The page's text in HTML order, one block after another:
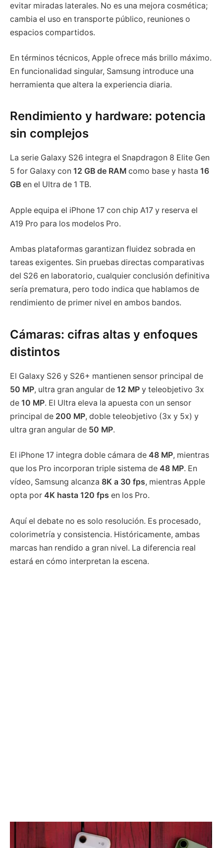
evitar miradas laterales. No es una mejora cosmética;
cambia el uso en transporte público, reuniones o
espacios compartidos.
En términos técnicos, Apple ofrece más brillo máximo.
En funcionalidad singular, Samsung introduce una
herramienta que altera la experiencia diaria.
Rendimiento y hardware: potencia
sin complejos
La serie Galaxy S26 integra el Snapdragon 8 Elite Gen
5 for Galaxy con 12 GB de RAM como base y hasta 16
GB en el Ultra de 1 TB.
Apple equipa el iPhone 17 con chip A17 y reserva el
A19 Pro para los modelos Pro.
Ambas plataformas garantizan fluidez sobrada en
tareas exigentes. Sin pruebas directas comparativas
del S26 en laboratorio, cualquier conclusión definitiva
sería prematura, pero todo indica que hablamos de
rendimiento de primer nivel en ambos bandos.
Cámaras: cifras altas y enfoques
distintos
El Galaxy S26 y S26+ mantienen sensor principal de
50 MP, ultra gran angular de 12 MP y teleobjetivo 3x
de 10 MP. El Ultra eleva la apuesta con un sensor
principal de 200 MP, doble teleobjetivo (3x y 5x) y
ultra gran angular de 50 MP.
El iPhone 17 integra doble cámara de 48 MP, mientras
que los Pro incorporan triple sistema de 48 MP. En
vídeo, Samsung alcanza 8K a 30 fps, mientras Apple
opta por 4K hasta 120 fps en los Pro.
Aquí el debate no es solo resolución. Es procesado,
colorimetría y consistencia. Históricamente, ambas
marcas han rendido a gran nivel. La diferencia real
estará en cómo interpretan la escena.